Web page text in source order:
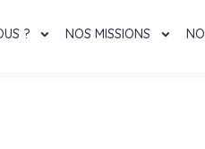
? NOS MISSIONS